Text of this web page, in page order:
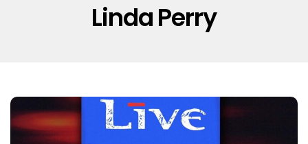
Linda Perry